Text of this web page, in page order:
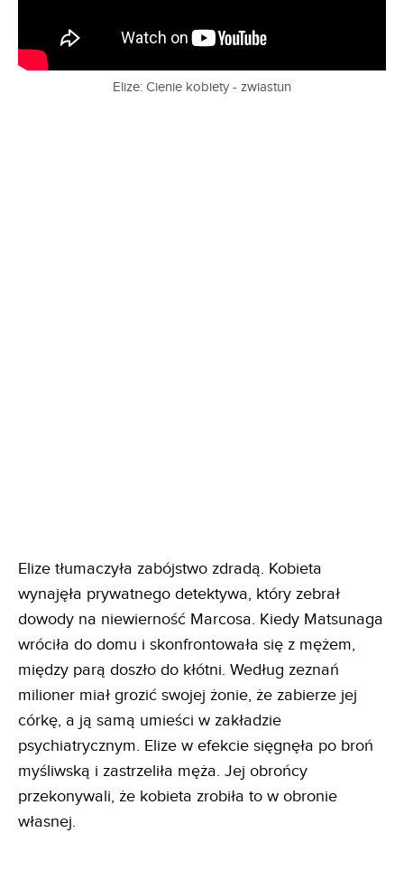
Elize: Cienie kobiety - zwiastun
Elize tłumaczyła zabójstwo zdradą. Kobieta
wynajęła prywatnego detektywa, który zebrał
dowody na niewierność Marcosa. Kiedy Matsunaga
wróciła do domu i skonfrontowała się z mężem,
między parą doszło do kłótni. Według zeznań
milioner miał grozić swojej żonie, że zabierze jej
córkę, a ją samą umieści w zakładzie
psychiatrycznym. Elize w efekcie sięgnęła po broń
myśliwską i zastrzeliła męża. Jej obrońcy
przekonywali, że kobieta zrobiła to w obronie
własnej.